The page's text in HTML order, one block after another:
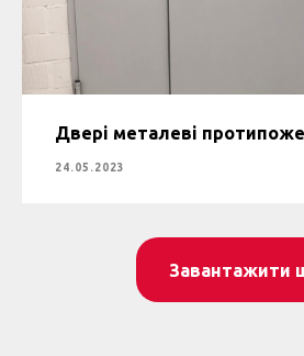
Двері металеві
24.05.2023
Завантажити